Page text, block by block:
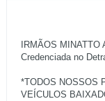
IRMÃOS
Credenciada no
*TODOS NOSSOS
VEÍCULOS